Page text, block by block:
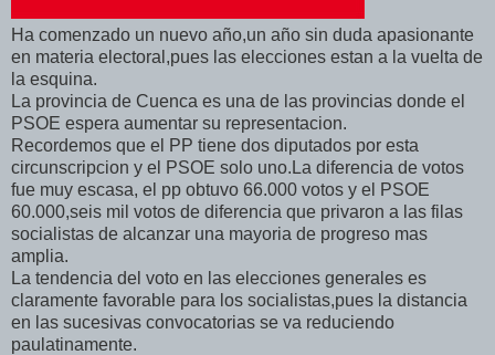
Ha comenzado un nuevo año,un año sin duda apasionante
en materia electoral,pues las elecciones estan a la vuelta de
la esquina.
La provincia de Cuenca es una de las provincias donde el
PSOE espera aumentar su representacion.
Recordemos que el PP tiene dos diputados por esta
circunscripcion y el PSOE solo uno.La diferencia de votos
fue muy escasa, el pp obtuvo 66.000 votos y el PSOE
60.000,seis mil votos de diferencia que privaron a las filas
socialistas de alcanzar una mayoria de progreso mas
amplia.
La tendencia del voto en las elecciones generales es
claramente favorable para los socialistas,pues la distancia
en las sucesivas convocatorias se va reduciendo
paulatinamente.